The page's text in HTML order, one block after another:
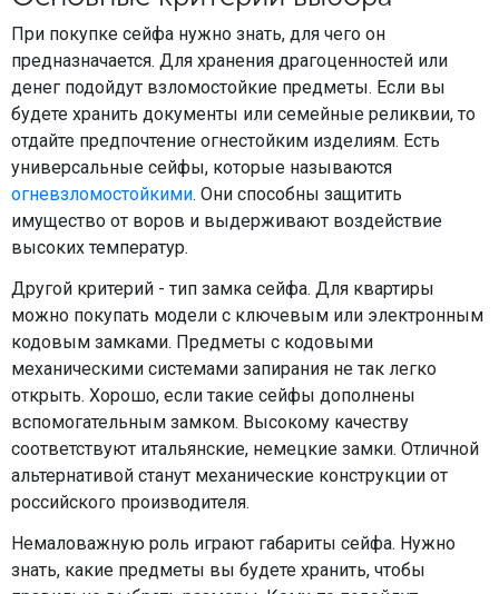
При покупке сейфа нужно знать, для чего он
предназначается. Для хранения драгоценностей или
денег подойдут взломостойкие предметы. Если вы
будете хранить документы или семейные реликвии, то
отдайте предпочтение огнестойким изделиям. Есть
универсальные сейфы, которые называются
огневзломостойкими. Они способны защитить
имущество от воров и выдерживают воздействие
высоких температур.
Другой критерий - тип замка сейфа. Для квартиры
можно покупать модели с ключевым или электронным
кодовым замками. Предметы с кодовыми
механическими системами запирания не так легко
открыть. Хорошо, если такие сейфы дополнены
вспомогательным замком. Высокому качеству
соответствуют итальянские, немецкие замки. Отличной
альтернативой станут механические конструкции от
российского производителя.
Немаловажную роль играют габариты сейфа. Нужно
знать, какие предметы вы будете хранить, чтобы